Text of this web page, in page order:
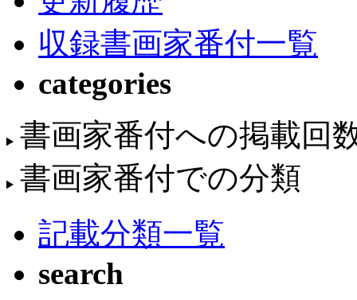
収録書画家番付一覧
categories
書画家番付への掲載回
書画家番付での分類
記載分類一覧
search